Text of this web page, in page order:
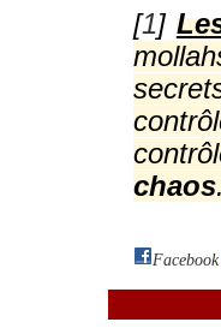
[1]
chaos.
Facebook